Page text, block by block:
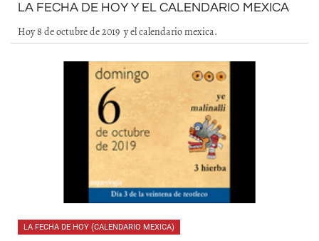
LA FECHA DE HOY Y EL CALENDARIO MEXICA
Hoy 8 de octubre de 2019 y el calendario mexica.
LA FECHA DE HOY (CALENDARIO MEXICA)